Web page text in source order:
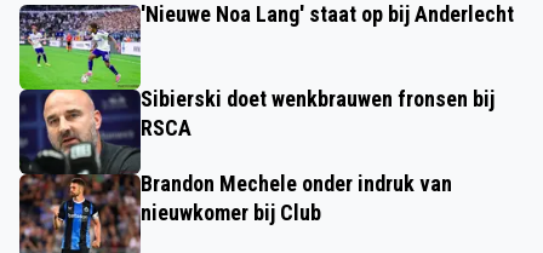
'Nieuwe Noa Lang' staat op bij Anderlecht
Sibierski doet wenkbrauwen fronsen bij
RSCA
Brandon Mechele onder indruk van
nieuwkomer bij Club